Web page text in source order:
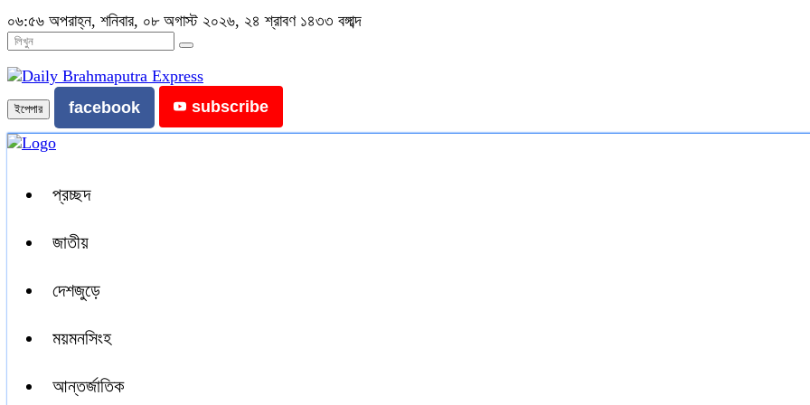
০৬:৫৬ অপরাহ্ন, শনিবার, ০৮ অগাস্ট ২০২৬, ২৪ শ্রাবণ ১৪৩৩ বঙ্গাব্দ
ইপেপার facebook subscribe
প্রচ্ছদ
জাতীয়
দেশজুড়ে
ময়মনসিংহ
আন্তর্জাতিক